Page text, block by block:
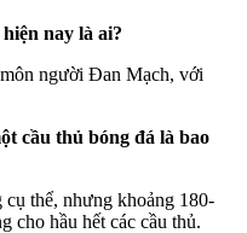
nay là ai?
người Đan Mạch, với
cầu thủ bóng đá là bao
thể, nhưng khoảng 180-
cho hầu hết các cầu thủ.